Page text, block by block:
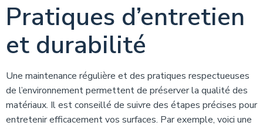
Pratiques d’entretien
et durabilité
Une maintenance régulière et des pratiques respectueuses
de l’environnement permettent de préserver la qualité des
matériaux. Il est conseillé de suivre des étapes précises pour
entretenir efficacement vos surfaces. Par exemple, voici une